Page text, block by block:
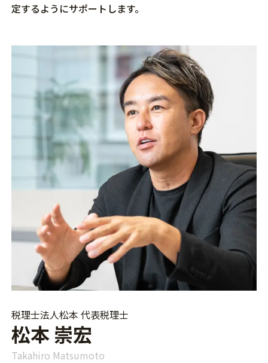
定するようにサポートします。
税理士法人松本 代表税理士
松本 崇宏
Takahiro Matsumoto